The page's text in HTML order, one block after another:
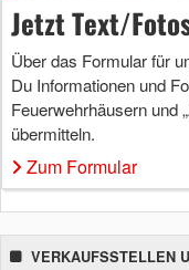
Jetzt Text/
Über das Formular für
Du Informationen und
Feuerwehrhäusern und
übermitteln.
Zum Formular
VERKAUFSSTELLEN